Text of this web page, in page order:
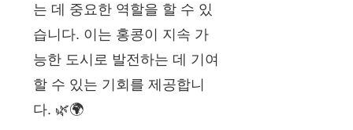
는 데 중요한 역할을 할 수 있
습니다. 이는 홍콩이 지속 가
능한 도시로 발전하는 데 기여
할 수 있는 기회를 제공합니
다. 🌿🌍